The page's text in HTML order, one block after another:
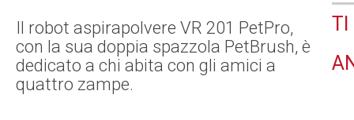
Il robot aspirapolvere VR 201 PetPro,
con la sua doppia spazzola PetBrush, è
dedicato a chi abita con gli amici a
quattro zampe.
TI